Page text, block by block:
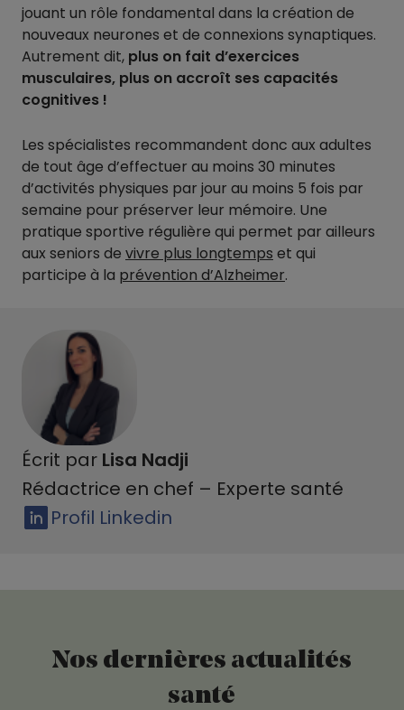
jouant un rôle fondamental dans la création de
nouveaux neurones et de connexions synaptiques.
Autrement dit, plus on fait d’exercices
musculaires, plus on accroît ses capacités
cognitives !
Les spécialistes recommandent donc aux adultes
de tout âge d’effectuer au moins 30 minutes
d’activités physiques par jour au moins 5 fois par
semaine pour préserver leur mémoire. Une
pratique sportive régulière qui permet par ailleurs
aux seniors de vivre plus longtemps et qui
participe à la prévention d’Alzheimer.
Écrit par Lisa Nadji
Rédactrice en chef – Experte santé
Profil Linkedin
Nos dernières actualités
santé